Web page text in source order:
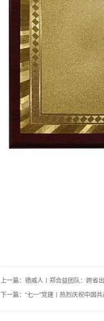
上一篇：德威人丨郑合益团队：跨省
下一篇：“七一”党建丨热烈庆祝中国